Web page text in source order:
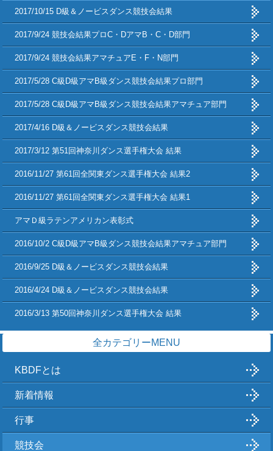
2017/10/15 D級＆ノービスダンス競技会結果
2017/9/24 競技会結果プロC・DアマB・C・D部門
2017/9/24 競技会結果アマチュアE・F・N部門
2017/5/28 C級D級アマB級ダンス競技会結果プロ部門
2017/5/28 C級D級アマB級ダンス競技会結果アマチュア部門
2017/4/16 D級＆ノービスダンス競技会結果
2017/3/12 第51回神奈川ダンス選手権大会 結果
2016/11/27 第61回全関東ダンス選手権大会 結果2
2016/11/27 第61回全関東ダンス選手権大会 結果1
アマＤ級ラテンアメリカン表彰式
2016/10/2 C級D級アマB級ダンス競技会結果アマチュア部門
2016/9/25 D級＆ノービスダンス競技会結果
2016/4/24 D級＆ノービスダンス競技会結果
2016/3/13 第50回神奈川ダンス選手権大会 結果
全カテゴリーMENU
KBDFとは
新着情報
行事
競技会